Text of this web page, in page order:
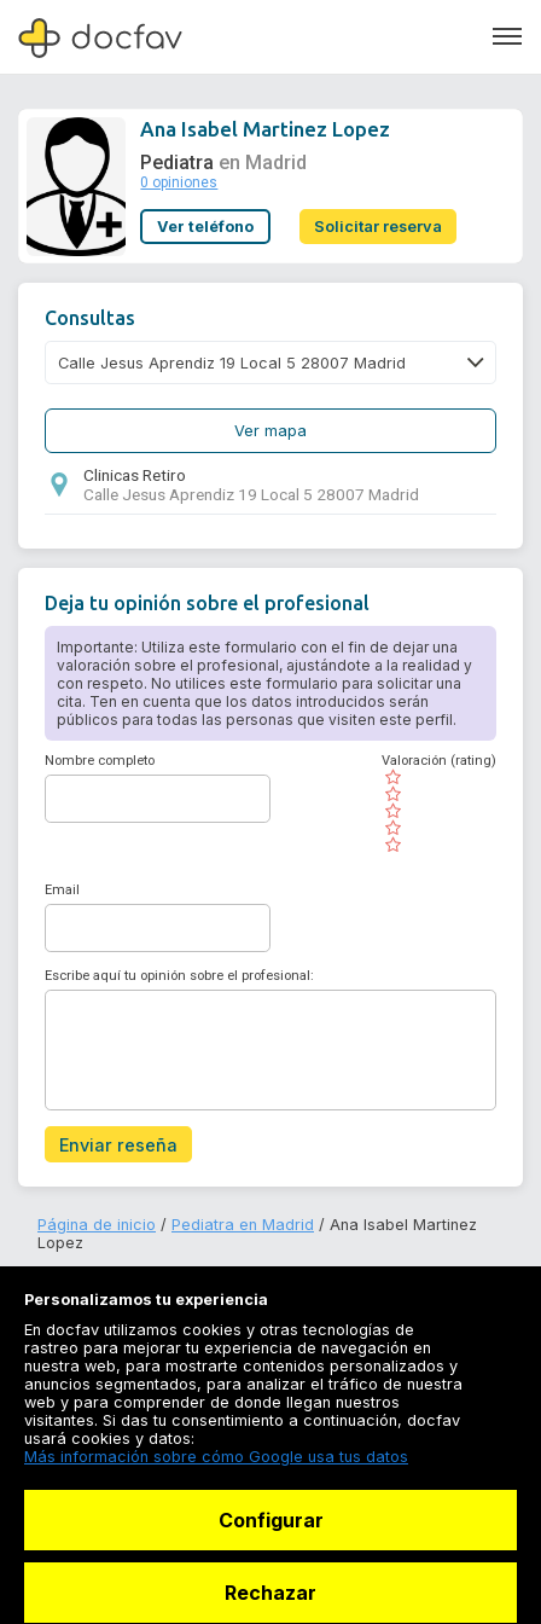
Soporte
Ana Isabel Martinez Lopez
Pediatra en Madrid
0 opiniones
Ver teléfono Solicitar reserva
Consultas
Ver mapa
Clinicas Retiro
Calle Jesus Aprendiz 19 Local 5 28007 Madrid
Deja tu opinión sobre el profesional
Importante: Utiliza este formulario con el fin de dejar una
valoración sobre el profesional, ajustándote a la realidad y
con respeto. No utilices este formulario para solicitar una
cita. Ten en cuenta que los datos introducidos serán
públicos para todas las personas que visiten este perfil.
Nombre completo
( )
( )
( )
( )
( )
Valoración (rating)
Email
Escribe aquí tu opinión sobre el profesional:
Enviar reseña
Página de inicio Pediatra en Madrid
Ana Isabel Martinez
Lopez
Registrarse
Docfav
Personalizamos tu experiencia
En docfav utilizamos cookies y otras tecnologías de
rastreo para mejorar tu experiencia de navegación en
nuestra web, para mostrarte contenidos personalizados y
anuncios segmentados, para analizar el tráfico de nuestra
web y para comprender de donde llegan nuestros
visitantes. Si das tu consentimiento a continuación, docfav
usará cookies y datos:
Más información sobre cómo Google usa tus datos
Configurar
Rechazar